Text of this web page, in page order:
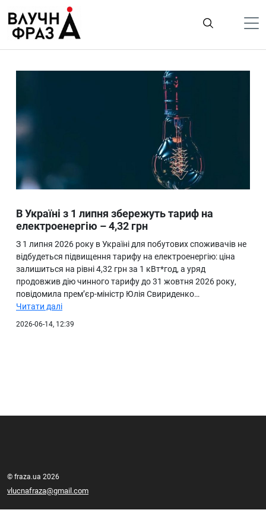
содержимому
Життя
Лайфстайл
Людина
Ukraine
Про нас
В Україні з 1 липня збережуть тариф на
електроенергію – 4,32 грн
З 1 липня 2026 року в Україні для побутових споживачів не
відбудеться підвищення тарифу на електроенергію: ціна
залишиться на рівні 4,32 грн за 1 кВт*год, а уряд
продовжив дію чинного тарифу до 31 жовтня 2026 року,
повідомила прем’єр-міністр Юлія Свириденко…
Читати далі
2026-06-14, 12:39
© fraza.ua 2026
vlucnafraza@gmail.com